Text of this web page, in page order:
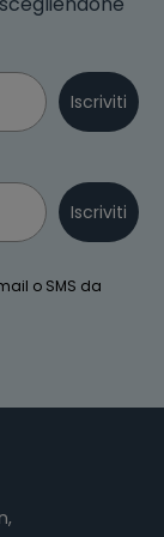
Iscriviti
Iscriviti
o SMS da